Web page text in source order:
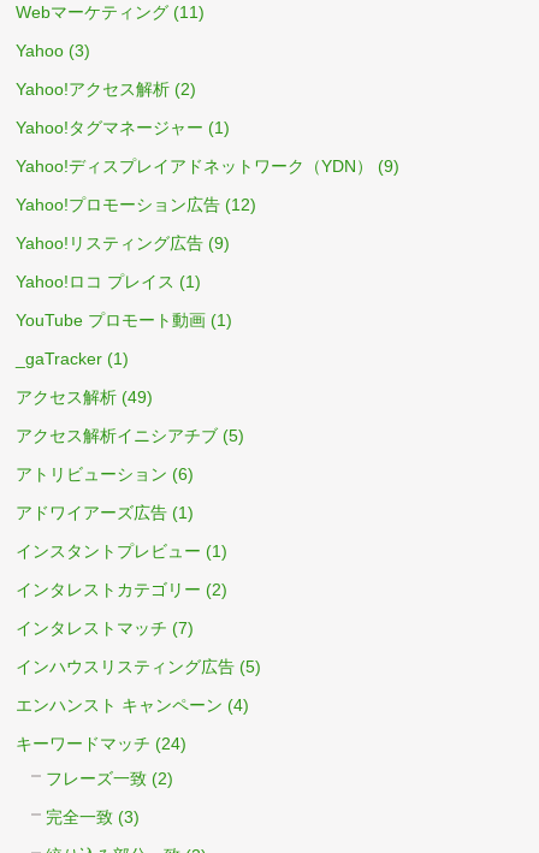
Webマーケティング (11)
Yahoo (3)
Yahoo!アクセス解析 (2)
Yahoo!タグマネージャー (1)
Yahoo!ディスプレイアドネットワーク（YDN）
(9)
Yahoo!プロモーション広告 (12)
Yahoo!リスティング広告 (9)
Yahoo!ロコ プレイス (1)
YouTube プロモート動画 (1)
_gaTracker (1)
アクセス解析 (49)
アクセス解析イニシアチブ (5)
アトリビューション (6)
アドワイアーズ広告 (1)
インスタントプレビュー (1)
インタレストカテゴリー (2)
インタレストマッチ (7)
インハウスリスティング広告 (5)
エンハンスト キャンペーン (4)
キーワードマッチ (24)
フレーズ一致 (2)
完全一致 (3)